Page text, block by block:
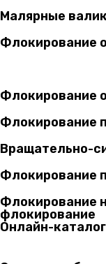
Малярные
Флокирование
Флокирование
Флокирование
Вращательно-
Флокирование
Флокирование
флокирование
Онлайн-каталог